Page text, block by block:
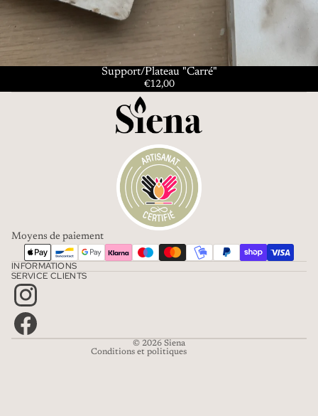
Support/Plateau "Carré"
€12,00
Moyens de paiement
INFORMATIONS
SERVICE CLIENTS
© 2026 Siena
Conditions et politiques
Politique de confidentialité
Mentions légales
Coordonnées
Conditions d’utilisation
Politique de remboursement